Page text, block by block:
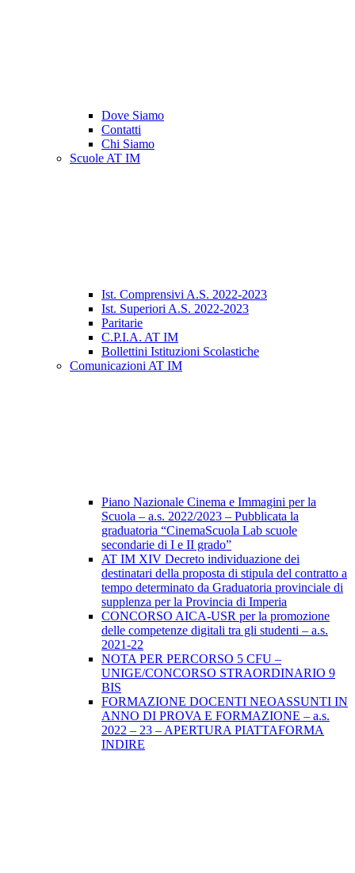
Dove Siamo
Contatti
Chi Siamo
Scuole AT IM
Ist. Comprensivi A.S. 2022-2023
Ist. Superiori A.S. 2022-2023
Paritarie
C.P.I.A. AT IM
Bollettini Istituzioni Scolastiche
Comunicazioni AT IM
Piano Nazionale Cinema e Immagini per la
Scuola – a.s. 2022/2023 – Pubblicata la
graduatoria “CinemaScuola Lab scuole
secondarie di I e II grado”
AT IM XIV Decreto individuazione dei
destinatari della proposta di stipula del contratto a
tempo determinato da Graduatoria provinciale di
supplenza per la Provincia di Imperia
CONCORSO AICA-USR per la promozione
delle competenze digitali tra gli studenti – a.s.
2021-22
NOTA PER PERCORSO 5 CFU –
UNIGE/CONCORSO STRAORDINARIO 9
BIS
FORMAZIONE DOCENTI NEOASSUNTI IN
ANNO DI PROVA E FORMAZIONE – a.s.
2022 – 23 – APERTURA PIATTAFORMA
INDIRE